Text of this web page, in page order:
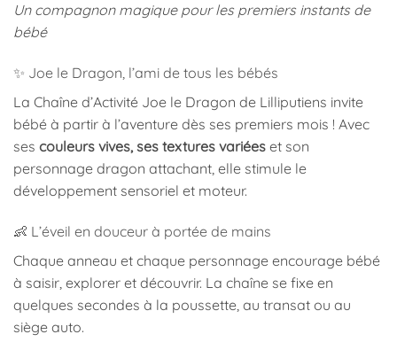
Un compagnon magique pour les premiers instants de
bébé
✨ Joe le Dragon, l’ami de tous les bébés
La Chaîne d’Activité Joe le Dragon de Lilliputiens invite
bébé à partir à l’aventure dès ses premiers mois ! Avec
ses couleurs vives, ses textures variées et son
personnage dragon attachant, elle stimule le
développement sensoriel et moteur.
👶 L’éveil en douceur à portée de mains
Chaque anneau et chaque personnage encourage bébé
à saisir, explorer et découvrir. La chaîne se fixe en
quelques secondes à la poussette, au transat ou au
siège auto.